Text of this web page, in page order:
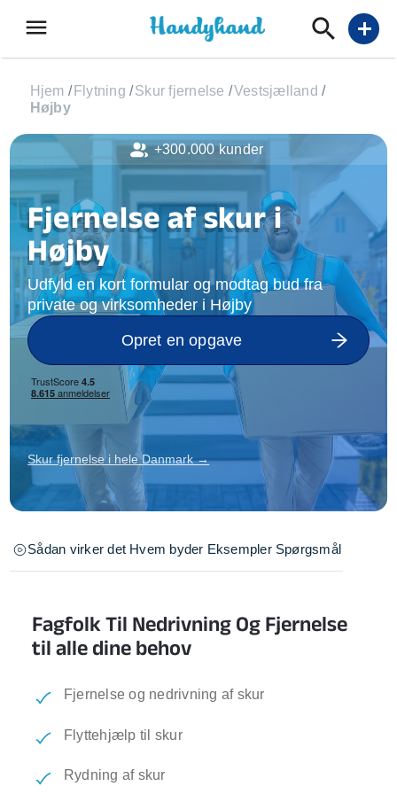
menu add
Hjem / Flytning /Skur fjernelse /Vestsjælland /
Højby
Fjernelse af skur i
Højby
Udfyld en kort formular og modtag bud fra
private og virksomheder i Højby
Opret en opgave
Skur fjernelse i hele Danmark →
Sådan virker det Hvem byder Eksempler Spørgsmål
Fagfolk Til Nedrivning Og Fjernelse
til alle dine behov
Fjernelse og nedrivning af skur
Flyttehjælp til skur
Rydning af skur
+300.000 kunder